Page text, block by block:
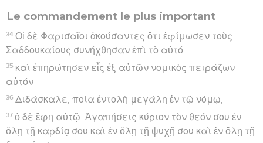
Le commandement le plus important
34 Οἱ δὲ Φαρισαῖοι ἀκούσαντες ὅτι ἐφίμωσεν τοὺς
Σαδδουκαίους συνήχθησαν ἐπὶ τὸ αὐτό.
35 καὶ ἐπηρώτησεν εἷς ἐξ αὐτῶν νομικὸς πειράζων
αὐτόν·
36 Διδάσκαλε, ποία ἐντολὴ μεγάλη ἐν τῷ νόμῳ;
37 ὁ δὲ ἔφη αὐτῷ· Ἀγαπήσεις κύριον τὸν θεόν σου ἐν
ὅλῃ τῇ καρδίᾳ σου καὶ ἐν ὅλῃ τῇ ψυχῇ σου καὶ ἐν ὅλῃ τῇ